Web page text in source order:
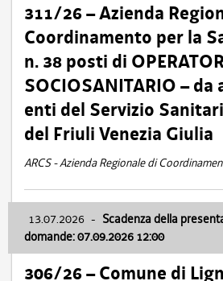
311/26 – Azienda
Coordinamento per la
n. 38 posti di
SOCIOSANITARIO – da
enti del Servizio
del Friuli Venezia Giulia
ARCS - Azienda Regionale di
13.07.2026 - Scadenza della
domande: 07.09.2026 12:00
306/26 – Comune di